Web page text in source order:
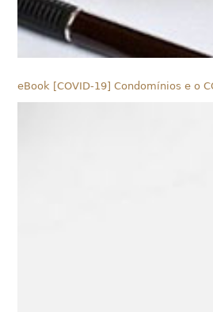
eBook [COVID-19] Condomínios e o